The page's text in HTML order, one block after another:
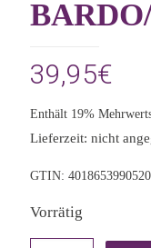
39,95€
Enthält 19%
Lieferzeit: nicht
GTIN: 4018653990520
Vorrätig